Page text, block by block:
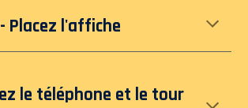
Placez l'affiche
le téléphone et le tour